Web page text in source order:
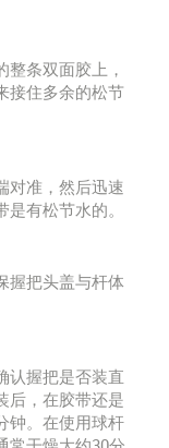
条双面胶上，
接住多余的松节
对准，然后迅速
有松节水的。
握把头盖与杆体
认握把是否装直
后，在胶带还是
钟。在使用球杆